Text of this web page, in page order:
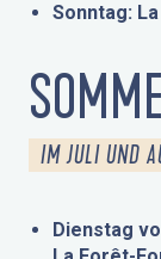
Sonntag:
IM JULI UND
Dienstag